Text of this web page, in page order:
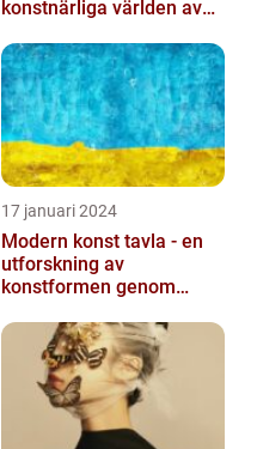
konstnärliga världen av
17 januari 2024
Modern konst tavla - en
utforskning av
konstformen genom